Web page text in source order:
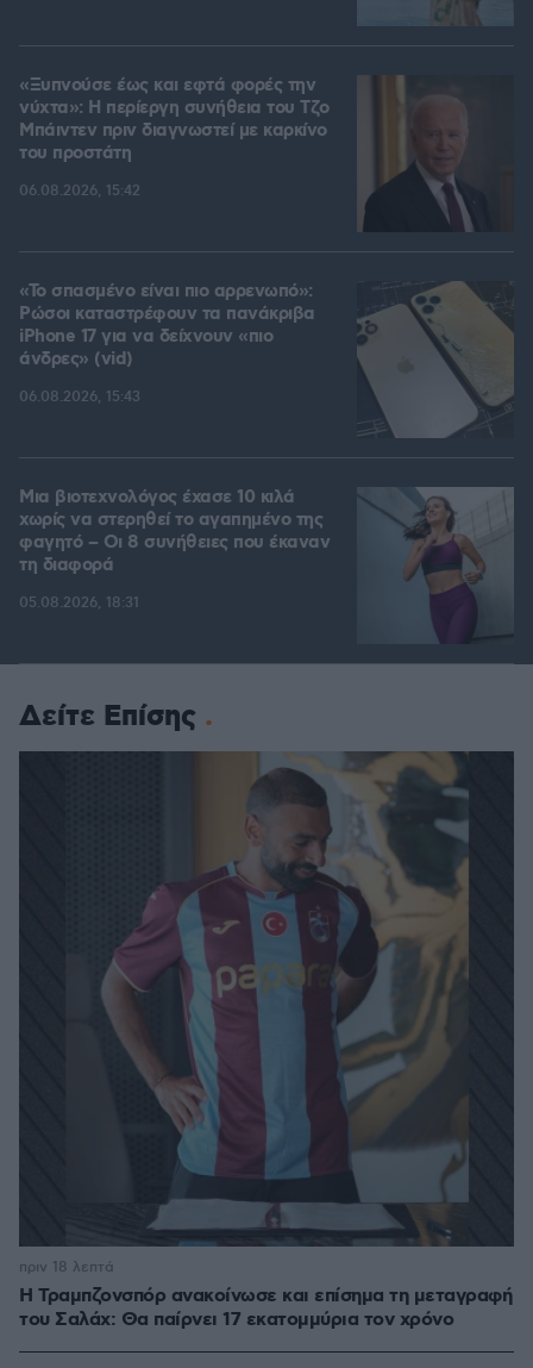
«Ξυπνούσε έως και εφτά φορές την
νύχτα»: Η περίεργη συνήθεια του Τζο
Μπάιντεν πριν διαγνωστεί με καρκίνο
του προστάτη
06.08.2026, 15:42
«Το σπασμένο είναι πιο αρρενωπό»:
Ρώσοι καταστρέφουν τα πανάκριβα
iPhone 17 για να δείχνουν «πιο
άνδρες» (vid)
06.08.2026, 15:43
Μια βιοτεχνολόγος έχασε 10 κιλά
χωρίς να στερηθεί το αγαπημένο της
φαγητό – Οι 8 συνήθειες που έκαναν
τη διαφορά
05.08.2026, 18:31
Δείτε Επίσης
Η Τραμπζονσπόρ ανακοίνωσε και επίσημα τη μεταγραφή
του Σαλάχ: Θα παίρνει 17 εκατομμύρια τον χρόνο
πριν 18 λεπτά